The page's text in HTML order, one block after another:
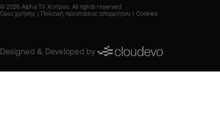
© 2026 Alpha TV Κύπρου. All rights reserved
Όροι χρήσης
Πολιτική προστασίας απορρήτου Cookies
Designed & Developed by